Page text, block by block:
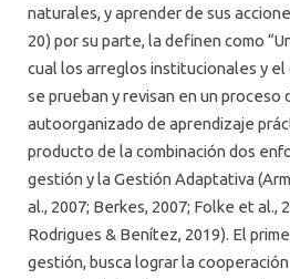
naturales, y aprender de sus
20) por su parte, la definen como
cual los arreglos institucionales y
se prueban y revisan en un proceso
autoorganizado de aprendizaje
producto de la combinación dos
gestión y la Gestión Adaptativa
al., 2007; Berkes, 2007; Folke et al.,
Rodrigues & Benítez, 2019). El
gestión, busca lograr la